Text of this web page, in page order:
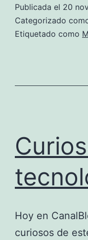
Publicada el 20
Categorizado
Etiquetado como
Hoy en
curiosos de